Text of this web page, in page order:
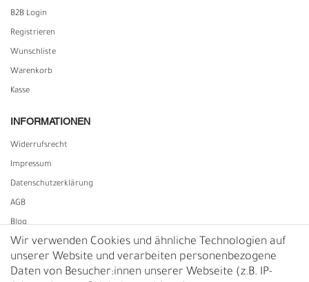
B2B Login
Registrieren
Wunschliste
Warenkorb
Kasse
INFORMATIONEN
Widerrufs­recht
Impressum
Daten­schutz­erklärung
AGB
Blog
Vertrag widerrufen
Wir verwenden Cookies und ähnliche Technologien auf
unserer Website und verarbeiten personenbezogene
Daten von Besucher:innen unserer Webseite (z.B. IP-